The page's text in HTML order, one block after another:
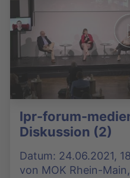
lpr-forum-
Diskussion (2)
Datum: 24.06.2021,
von MOK Rhein-